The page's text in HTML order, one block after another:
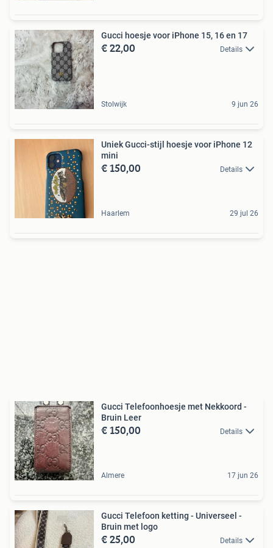
Gucci hoesje voor iPhone 15, 16 en 17
€ 22,00 Details
Stolwijk 9 jun 26
Uniek Gucci-stijl hoesje voor iPhone 12
mini
€ 150,00 Details
Haarlem 29 jul 26
Gucci Telefoonhoesje met Nekkoord -
Bruin Leer
€ 150,00 Details
Almere 17 jun 26
Gucci Telefoon ketting - Universeel -
Bruin met logo
€ 25,00 Details